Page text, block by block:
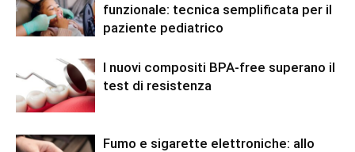
funzionale: tecnica semplificata per il
paziente pediatrico
I nuovi compositi BPA-free superano il
test di resistenza
Fumo e sigarette elettroniche: allo